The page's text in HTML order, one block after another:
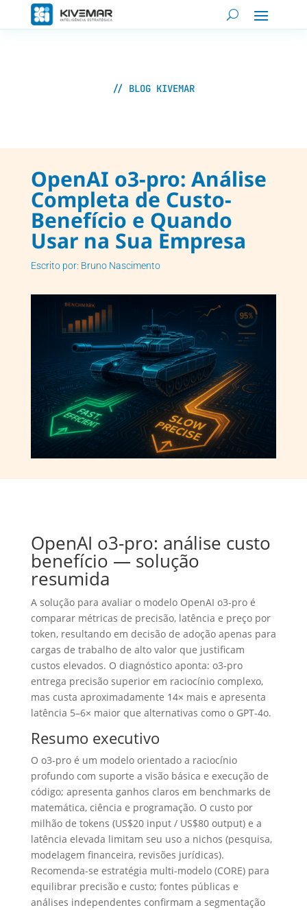
// BLOG KIVEMAR
OpenAI o3-pro: Análise
Completa de Custo-
Benefício e Quando
Usar na Sua Empresa
Escrito por: Bruno Nascimento
OpenAI o3-pro: análise custo
benefício — solução
resumida
A solução para avaliar o modelo OpenAI o3-pro é
comparar métricas de precisão, latência e preço por
token, resultando em decisão de adoção apenas para
cargas de trabalho de alto valor que justificam
custos elevados. O diagnóstico aponta: o3-pro
entrega precisão superior em raciocínio complexo,
mas custa aproximadamente 14× mais e apresenta
latência 5–6× maior que alternativas como o GPT-4o.
Resumo executivo
O o3-pro é um modelo orientado a raciocínio
profundo com suporte a visão básica e execução de
código; apresenta ganhos claros em benchmarks de
matemática, ciência e programação. O custo por
milhão de tokens (US$20 input / US$80 output) e a
latência elevada limitam seu uso a nichos (pesquisa,
modelagem financeira, revisões jurídicas).
Recomenda-se estratégia multi-modelo (CORE) para
equilibrar precisão e custo; fontes públicas e
análises independentes confirmam a segmentação